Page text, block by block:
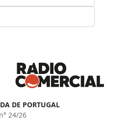
DE PORTUGAL
24/26